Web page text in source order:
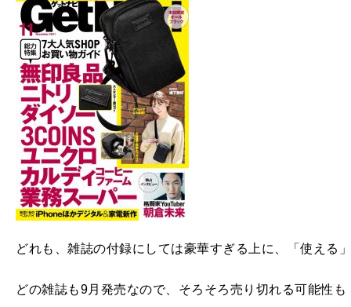
どれも、雑誌の付録にしては豪華すぎる上に、「使える
どの雑誌も9月発売なので、そろそろ売り切れる可能性